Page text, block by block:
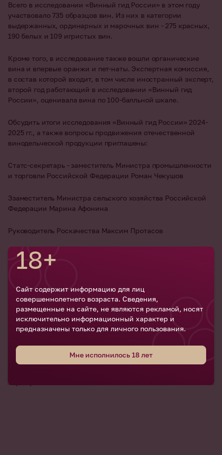
Всего в исследовании «Винный гид России» в этом году
участвовало 735 образцов вин. Из них в категории
выдержанных, ординарных и марочных вин - 275 красных,
190 белых и 109 игристых вин.
Кроме того, в исследование также вошли органические
вина и впервые оранжи и пет-наты. Экспертная комиссия,
в состав которой входит, в том числе иностранный эксперт,
второй год работающий в исследовании «Винный гид
России», оценивала вина по 100-балльной шкале.
Обсудить итоги исследования «Винный гид России» 2024-
2025 гг., а также вопросы продвижения отечественной
винодельческой продукции приглашены:
Статс-секретарь - заместитель Министра промышленности
и торговли Российской Федерации Роман Чекушов
Ззаместитель Министра сельского хозяйства Российской
Федерации Марина Афонина
Руководитель Роскачества Максим Протасов
Председатель Правления Ассоциации виноградарей и
виноделов России Дмитрий Киселев
Член Правления, Первый заместитель Председателя
Правления АО «Россельхозбанк» Ирина Жачкина
Глава Союза сомелье и экспертов России Артур Саркисян
красных и игристых вин будут представлены в декабре
2024 года. Ценовой диапазон закупки в этом году не был
тиражу.
18+
Сайт содержит информацию для лиц
совершеннолетнего возраста. Сведения,
размещенные на сайте, не являются рекламой, носят
исключительно информационный характер и
предназначены только для личного пользования.
Мне исполнилось 18 лет